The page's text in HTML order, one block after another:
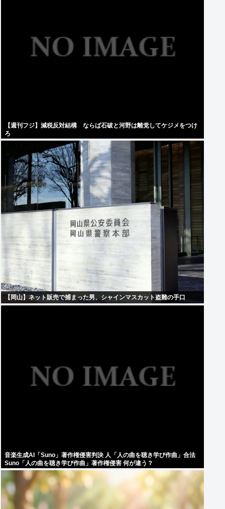
【週刊フジ】減税反対結構 ならば石破と河野は離党してケジメをつけ
ろ
【岡山】ネット販売で捕まった男、シャインマスカット盗難の手口
音楽生成AI「Suno」著作権侵害判決 人「人の曲を聴き学び作曲」合法
Suno「人の曲を聴き学び作曲」著作権侵害 何が違う？